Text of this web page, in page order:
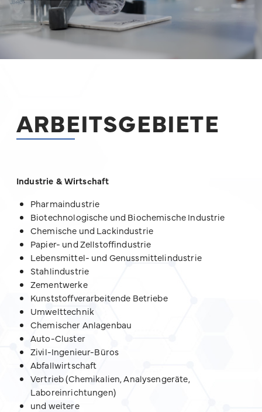
ARBEITSGEBIETE
Industrie & Wirtschaft
Pharmaindustrie
Biotechnologische und Biochemische Industrie
Chemische und Lackindustrie
Papier- und Zellstoffindustrie
Lebensmittel- und Genussmittelindustrie
Stahlindustrie
Zementwerke
Kunststoffverarbeitende Betriebe
Umwelttechnik
Chemischer Anlagenbau
Auto-Cluster
Zivil-Ingenieur-Büros
Abfallwirtschaft
Vertrieb (Chemikalien, Analysengeräte,
Laboreinrichtungen)
und weitere